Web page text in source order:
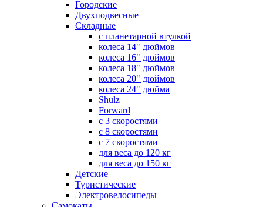
Городские
Двухподвесные
Складные
с планетарной втулкой
колеса 14" дюймов
колеса 16" дюймов
колеса 18" дюймов
колеса 20" дюймов
колеса 24" дюйма
Shulz
Forward
с 3 скоростями
с 8 скоростями
с 7 скоростями
для веса до 120 кг
для веса до 150 кг
Детские
Туристические
Электровелосипеды